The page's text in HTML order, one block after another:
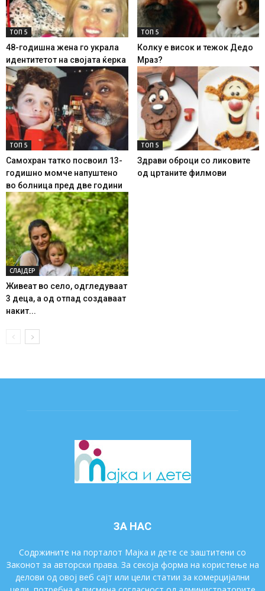
ТОП 5
48-годишна жена го украла
идентитетот на својата ќерка
ТОП 5
Колку е висок и тежок Дедо
Мраз?
ТОП 5
Самохран татко посвоил 13-
годишно момче напуштено
во болница пред две години
ТОП 5
Здрави оброци со ликовите
од цртаните филмови
СЛАЈДЕР
Живеат во село, одгледуваат
3 деца, а од отпад создаваат
накит...
ЗА НАС
Содржините на порталот Мајка и дете се заштитени со
Законот за авторски права. За секоја форма на користење на
делови од овој веб сајт или цели статии за комерцијални